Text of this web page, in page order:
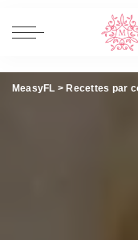
MeasyFL > Recettes par